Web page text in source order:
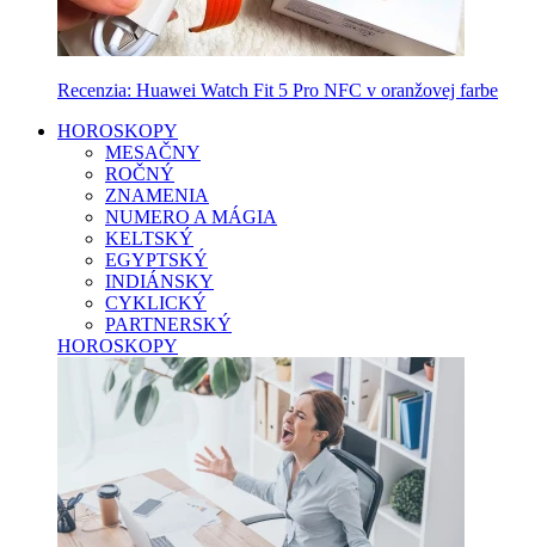
Recenzia: Huawei Watch Fit 5 Pro NFC v oranžovej farbe
HOROSKOPY
MESAČNY
ROČNÝ
ZNAMENIA
NUMERO A MÁGIA
KELTSKÝ
EGYPTSKÝ
INDIÁNSKY
CYKLICKÝ
PARTNERSKÝ
HOROSKOPY